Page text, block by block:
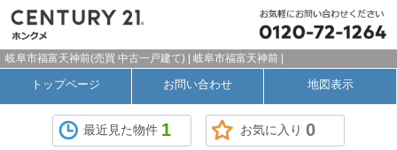
岐阜市福富天神前(売買 中古一戸建て) | 岐阜市福富天神前 |
トップページ お問い合わせ 地図表示
最近見た物件 1 お気に入り 0